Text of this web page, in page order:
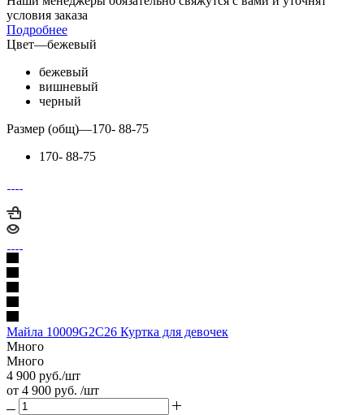
условия заказа
Подробнее
Цвет—бежевый
бежевый
вишневый
черный
Размер (общ)—170- 88-75
170- 88-75
Майла 10009G2C26 Куртка для девочек
Много
Много
4 900 руб./шт
от 4 900 руб. /шт